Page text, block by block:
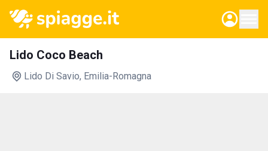
Lido Coco Beach
Lido Di Savio, Emilia-Romagna